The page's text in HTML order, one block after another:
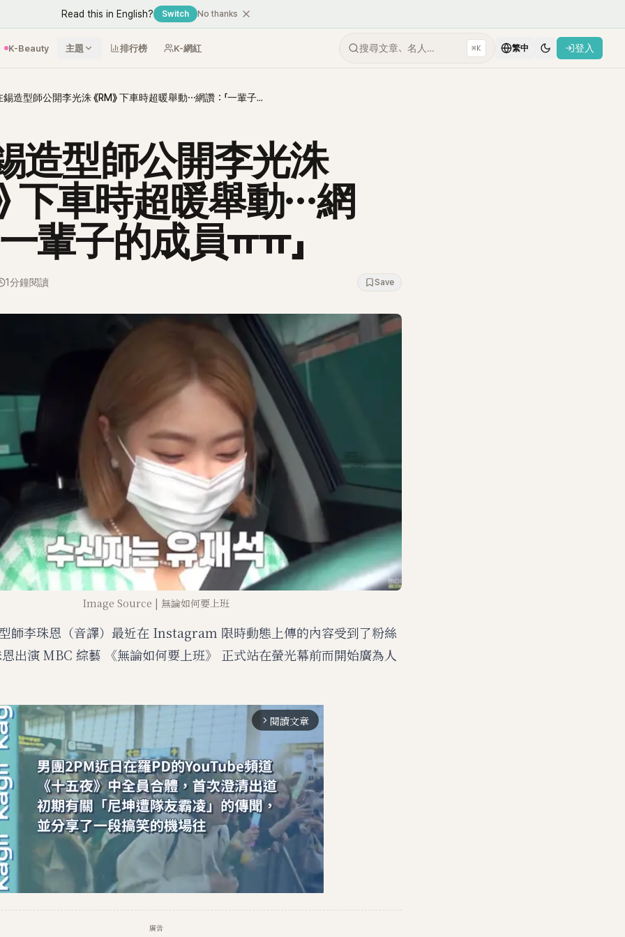
Read this in English? Switch No thanks
K-Beauty 主題 排行榜 K-網紅 搜尋文章、名人… ⌘K 繁中 登入
劉在錫造型師公開李光洙 《RM》 下車時超暖舉動⋯網讚：「一輩子的成員ㅠㅠ」
造型師公開李光洙
下車時超暖舉動⋯網
輩子的成員ㅠㅠ」
1分鐘閱讀 Save
Image Source | 無論如何要上班
師李珠恩（音譯）最近在 Instagram 限時動態上傳的內容受到了粉絲
出演 MBC 綜藝 《無論如何要上班》 正式站在螢光幕前而開始廣為人
arrow_forward_ios 閱讀文章
廣告